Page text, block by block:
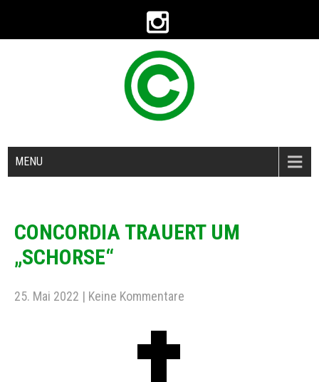
MENU
CONCORDIA TRAUERT UM
„SCHORSE“
25. Mai 2022 | Keine Kommentare